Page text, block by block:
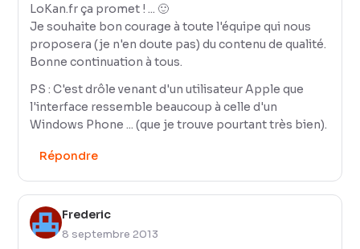
LoKan.fr ça promet ! ... 🙂
Je souhaite bon courage à toute l'équipe qui nous
proposera (je n'en doute pas) du contenu de qualité.
Bonne continuation à tous.
PS : C'est drôle venant d'un utilisateur Apple que
l'interface ressemble beaucoup à celle d'un
Windows Phone ... (que je trouve pourtant très bien).
Répondre
Frederic
8 septembre 2013